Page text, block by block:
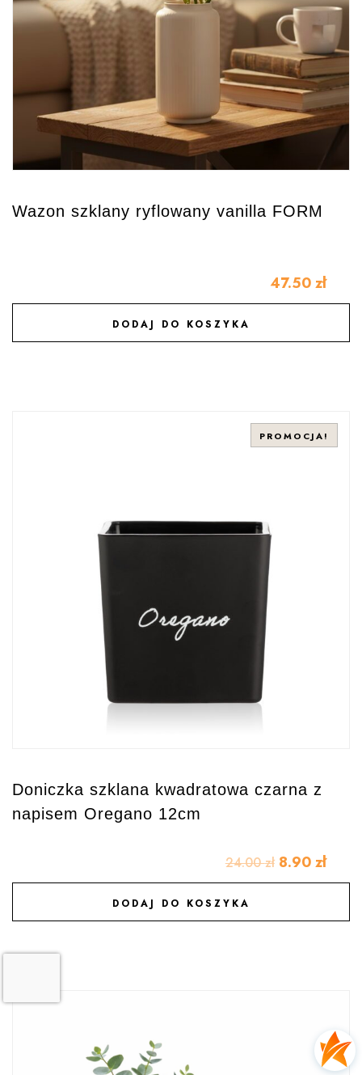
Wazon szklany ryflowany vanilla FORM
47.50 zł
DODAJ DO KOSZYKA
DODAJ DO ULUBIONYCH
PROMOCJA!
Doniczka szklana kwadratowa czarna z
napisem Oregano 12cm
24.00zł 8.90 zł
DODAJ DO KOSZYKA
DODAJ DO ULUBIONYCH